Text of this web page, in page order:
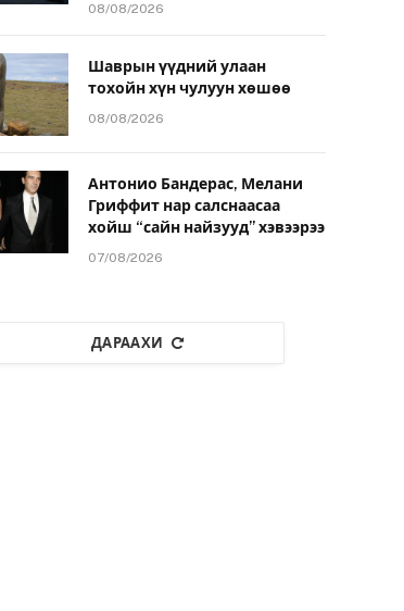
08/08/2026
Шаврын үүдний улаан
тохойн хүн чулуун хөшөө
08/08/2026
Антонио Бандерас, Мелани
Гриффит нар салснаасаа
хойш “сайн найзууд” хэвээрээ
07/08/2026
ДАРААХИ